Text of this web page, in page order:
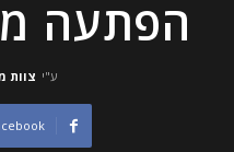
הפתעה
ע"י צוות